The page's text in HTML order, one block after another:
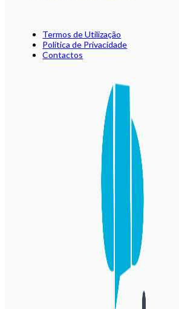
Termos de Utilização
Política de Privacidade
Contactos